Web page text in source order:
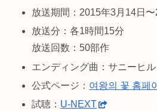
放送期間：2015年3月14日
放送分：各1時間15分
放送回数：50部作
エンディング曲：サニーヒ
公式ページ： 여왕의 꽃 홈페
試聴： U-NEXT